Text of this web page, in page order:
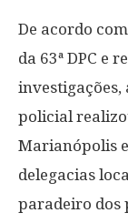
De acordo
da 63ª DPC e
investigações,
policial
Marianópolis
delegacias
paradeiro dos